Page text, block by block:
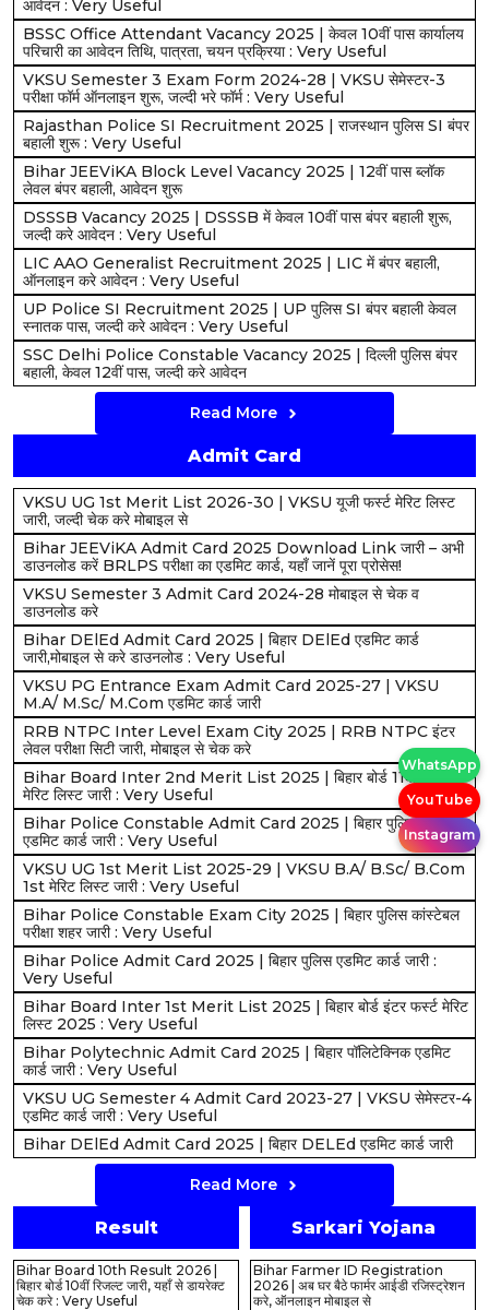
आवेदन : Very Useful
BSSC Office Attendant Vacancy 2025 | केवल 10वीं पास कार्यालय
परिचारी का आवेदन तिथि, पात्रता, चयन प्रक्रिया : Very Useful
VKSU Semester 3 Exam Form 2024-28 | VKSU सेमेस्टर-3
परीक्षा फॉर्म ऑनलाइन शुरू, जल्दी भरे फॉर्म : Very Useful
Rajasthan Police SI Recruitment 2025 | राजस्थान पुलिस SI बंपर
बहाली शुरू : Very Useful
Bihar JEEViKA Block Level Vacancy 2025 | 12वीं पास ब्लॉक
लेवल बंपर बहाली, आवेदन शुरू
DSSSB Vacancy 2025 | DSSSB में केवल 10वीं पास बंपर बहाली शुरू,
जल्दी करे आवेदन : Very Useful
LIC AAO Generalist Recruitment 2025 | LIC में बंपर बहाली,
ऑनलाइन करे आवेदन : Very Useful
UP Police SI Recruitment 2025 | UP पुलिस SI बंपर बहाली केवल
स्नातक पास, जल्दी करे आवेदन : Very Useful
SSC Delhi Police Constable Vacancy 2025 | दिल्ली पुलिस बंपर
बहाली, केवल 12वीं पास, जल्दी करे आवेदन
Read More
Admit Card
VKSU UG 1st Merit List 2026-30 | VKSU यूजी फर्स्ट मेरिट लिस्ट
जारी, जल्दी चेक करे मोबाइल से
Bihar JEEViKA Admit Card 2025 Download Link जारी – अभी
डाउनलोड करें BRLPS परीक्षा का एडमिट कार्ड, यहाँ जानें पूरा प्रोसेस!
VKSU Semester 3 Admit Card 2024-28 मोबाइल से चेक व
डाउनलोड करे
Bihar DElEd Admit Card 2025 | बिहार DElEd एडमिट कार्ड
जारी,मोबाइल से करे डाउनलोड : Very Useful
VKSU PG Entrance Exam Admit Card 2025-27 | VKSU
M.A/ M.Sc/ M.Com एडमिट कार्ड जारी
RRB NTPC Inter Level Exam City 2025 | RRB NTPC इंटर
लेवल परीक्षा सिटी जारी, मोबाइल से चेक करे
Bihar Board Inter 2nd Merit List 2025 | बिहार बोर्ड 11वीं 2nd
मेरिट लिस्ट जारी : Very Useful
Bihar Police Constable Admit Card 2025 | बिहार पुलिस कांस्टेबल
एडमिट कार्ड जारी : Very Useful
VKSU UG 1st Merit List 2025-29 | VKSU B.A/ B.Sc/ B.Com
1st मेरिट लिस्ट जारी : Very Useful
Bihar Police Constable Exam City 2025 | बिहार पुलिस कांस्टेबल
परीक्षा शहर जारी : Very Useful
Bihar Police Admit Card 2025 | बिहार पुलिस एडमिट कार्ड जारी :
Very Useful
Bihar Board Inter 1st Merit List 2025 | बिहार बोर्ड इंटर फर्स्ट मेरिट
लिस्ट 2025 : Very Useful
Bihar Polytechnic Admit Card 2025 | बिहार पॉलिटेक्निक एडमिट
कार्ड जारी : Very Useful
VKSU UG Semester 4 Admit Card 2023-27 | VKSU सेमेस्टर-4
एडमिट कार्ड जारी : Very Useful
Bihar DElEd Admit Card 2025 | बिहार DELEd एडमिट कार्ड जारी
Read More
Result
Bihar Board 10th Result 2026 |
बिहार बोर्ड 10वीं रिजल्ट जारी, यहाँ से डायरेक्ट
चेक करे : Very Useful
Sarkari Yojana
Bihar Farmer ID Registration
2026 | अब घर बैठे फार्मर आईडी रजिस्ट्रेशन
करे, ऑनलाइन मोबाइल से
WhatsApp
YouTube
Instagram